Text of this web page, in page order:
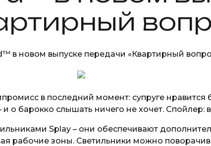
в последний момент: супруге нравится
о барокко слышать ничего не хочет. Спойлер:
Splay – они обеспечивают
рабочие зоны. Светильники можно